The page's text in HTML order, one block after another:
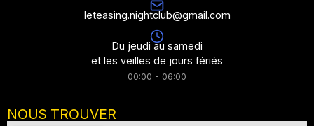
leteasing.nightclub@gmail.com
Du jeudi au samedi
et les veilles de jours fériés
00:00 - 06:00
NOUS TROUVER